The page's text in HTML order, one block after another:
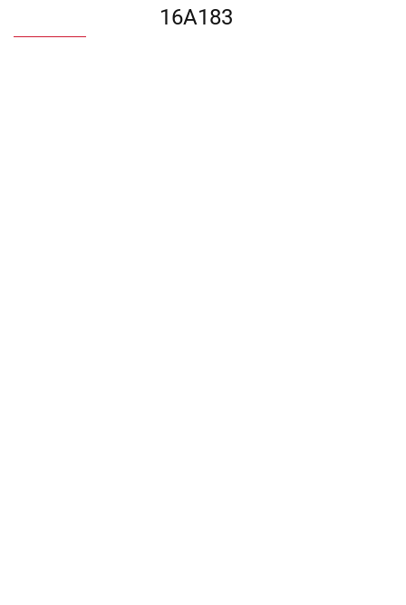
16A183